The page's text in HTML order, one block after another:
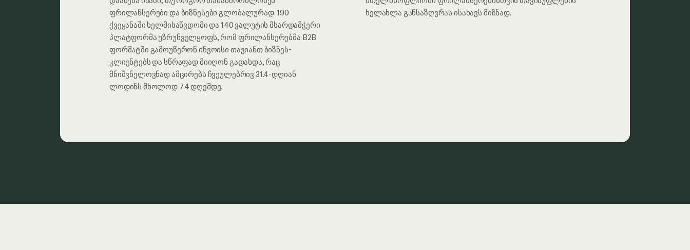
ფრილანსერები და ბიზნესები გლობალურად. 190
ქვეყანაში ხელმისაწვდომი და 140 ვალუტის მხარდამჭერი
პლატფორმა უზრუნველყოფს, რომ ფრილანსერებმა B2B
ფორმატში გამოუწერონ ინვოისი თავიანთ ბიზნეს-
კლიენტებს და სწრაფად მიიღონ გადახდა, რაც
მნიშვნელოვნად ამცირებს ჩვეულებრივ 31.4-დღიან
ლოდინს მხოლოდ 7.4 დღემდე.
ხელახლა განსაზღვრას ისახავს მიზნად.